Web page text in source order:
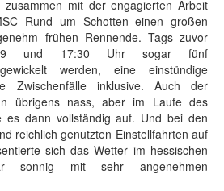
mit der engagierten Arbeit
Rund um Schotten einen großen
frühen Rennende. Tags zuvor
9 und 17:30 Uhr sogar fünf
werden, eine einstündige
Zwischenfälle inklusive. Auch der
übrigens nass, aber im Laufe des
es dann vollständig auf. Und bei den
reichlich genutzten Einstellfahrten auf
sich das Wetter im hessischen
sonnig mit sehr angenehmen